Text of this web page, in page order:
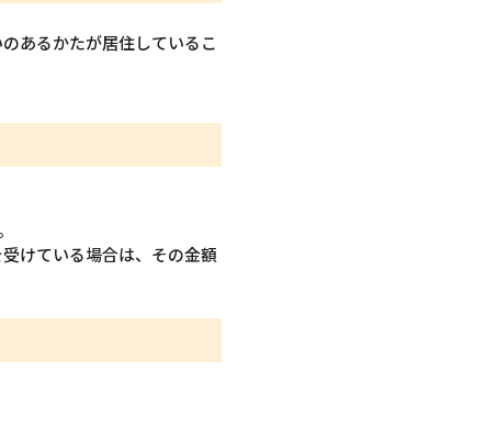
あるかたが居住しているこ
けている場合は、その金額